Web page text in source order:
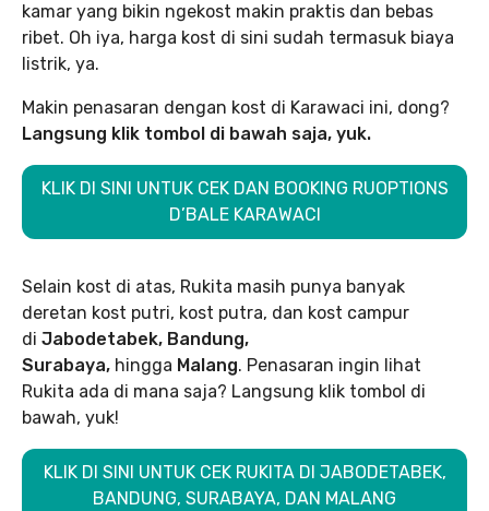
kamar yang bikin ngekost makin praktis dan bebas
ribet. Oh iya, harga kost di sini sudah termasuk biaya
listrik, ya.
Makin penasaran dengan kost di Karawaci ini, dong?
Langsung klik tombol di bawah saja, yuk.
KLIK DI SINI UNTUK CEK DAN BOOKING RUOPTIONS
D’BALE KARAWACI
Selain kost di atas, Rukita masih punya banyak
deretan kost putri, kost putra, dan kost campur
di Jabodetabek, Bandung,
Surabaya, hingga Malang. Penasaran ingin lihat
Rukita ada di mana saja? Langsung klik tombol di
bawah, yuk!
KLIK DI SINI UNTUK CEK RUKITA DI JABODETABEK,
BANDUNG, SURABAYA, DAN MALANG